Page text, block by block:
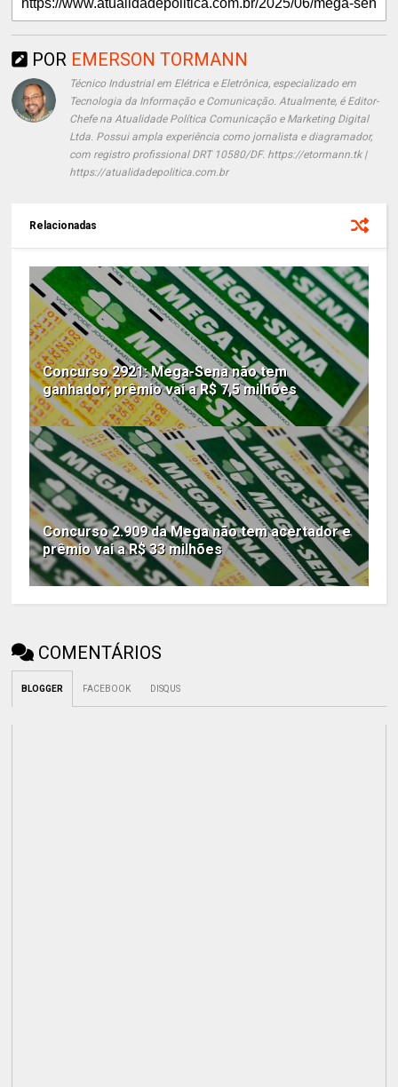
POR EMERSON TORMANN
Técnico Industrial em Elétrica e Eletrônica, especializado em
Tecnologia da Informação e Comunicação. Atualmente, é Editor-
Chefe na Atualidade Política Comunicação e Marketing Digital
Ltda. Possui ampla experiência como jornalista e diagramador,
com registro profissional DRT 10580/DF. https://etormann.tk |
https://atualidadepolitica.com.br
Relacionadas
Concurso 2921: Mega-Sena não tem
ganhador; prêmio vai a R$ 7,5 milhões
Concurso 2.909 da Mega não tem acertador e
prêmio vai a R$ 33 milhões
COMENTÁRIOS
BLOGGER FACEBOOK DISQUS